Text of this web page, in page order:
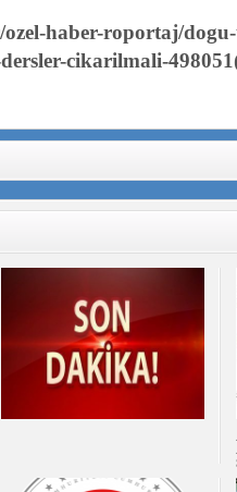
haber-roportaj/
cikarilmali-